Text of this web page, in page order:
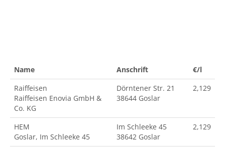
Name Anschrift
€/l
Raiffeisen
Raiffeisen Enovia GmbH &
Co. KG
Dörntener Str. 21
38644 Goslar
2,129
HEM
Goslar, Im Schleeke 45
Im Schleeke 45
38642 Goslar
2,129